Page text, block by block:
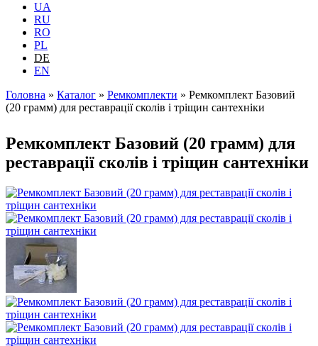
UA
RU
RO
PL
DE
EN
Sie sind hier
Головна » Каталог » Ремкомплекти » Ремкомплект Базовий
(20 грамм) для реставрації сколів і тріщин сантехніки
Ремкомплект Базовий (20 грамм) для
реставрації сколів і тріщин сантехніки